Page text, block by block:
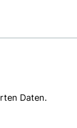
Daten.